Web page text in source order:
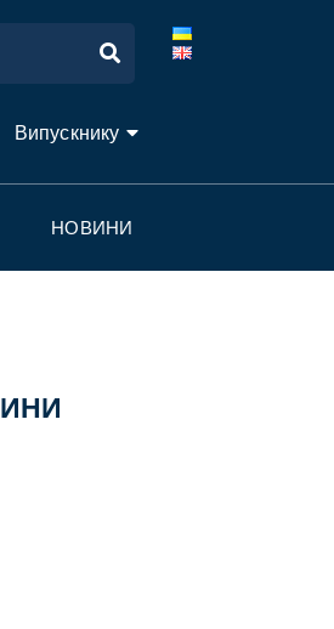
Випускнику
НОВИНИ